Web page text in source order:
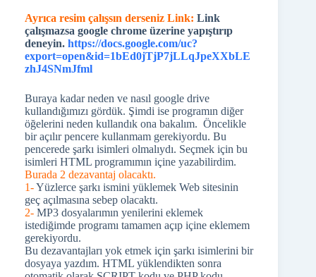
Ayrıca resim çalışsın derseniz Link: Link
çalışmazsa google chrome üzerine yapıştırıp
deneyin. https://docs.google.com/uc?
export=open&id=1bEd0jTjP7jLLqJpeXXbLE
zhJ4SNmJfml
Buraya kadar neden ve nasıl google drive
kullandığımızı gördük. Şimdi ise programın diğer
öğelerini neden kullandık ona bakalım. Öncelikle
bir açılır pencere kullanmam gerekiyordu. Bu
pencerede şarkı isimleri olmalıydı. Seçmek için bu
isimleri HTML programımın içine yazabilirdim.
Burada 2 dezavantaj olacaktı.
1-Yüzlerce şarkı ismini yüklemek Web sitesinin
geç açılmasına sebep olacaktı.
2- MP3 dosyalarımın yenilerini eklemek
istediğimde programı tamamen açıp içine eklemem
gerekiyordu.
Bu dezavantajları yok etmek için şarkı isimlerini bir
dosyaya yazdım. HTML yüklendikten sonra